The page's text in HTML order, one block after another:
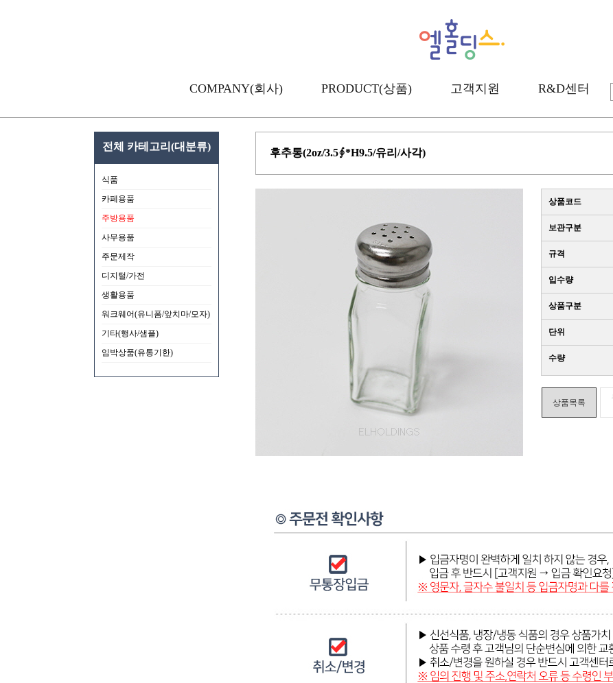
COMPANY(회사) PRODUCT(상품) 고객지원 R&D센터
전체 카테고리(대분류)
식품
카페용품
주방용품
사무용품
주문제작
디지털/가전
생활용품
워크웨어(유니폼/앞치마/모자)
기타(행사/샘플)
임박상품(유통기한)
후추통(2oz/3.5∮*H9.5/유리/사각)
상품코드
보관구분
규격
입수량
상품구분
단위
수량
상품목록